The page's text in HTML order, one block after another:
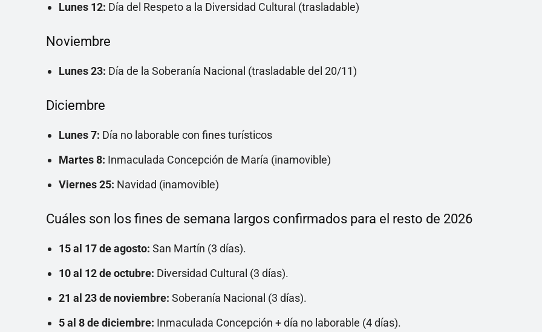
Lunes 12: Día del Respeto a la Diversidad Cultural (trasladable)
Noviembre
Lunes 23: Día de la Soberanía Nacional (trasladable del 20/11)
Diciembre
Lunes 7: Día no laborable con fines turísticos
Martes 8: Inmaculada Concepción de María (inamovible)
Viernes 25: Navidad (inamovible)
Cuáles son los fines de semana largos confirmados para el resto de 2026
15 al 17 de agosto: San Martín (3 días).
10 al 12 de octubre: Diversidad Cultural (3 días).
21 al 23 de noviembre: Soberanía Nacional (3 días).
5 al 8 de diciembre: Inmaculada Concepción + día no laborable (4 días).